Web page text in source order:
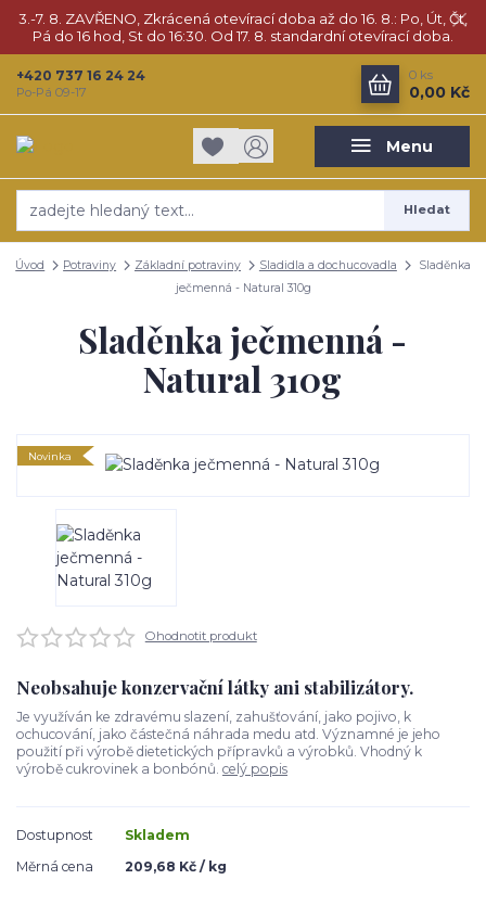
3.-7. 8. ZAVŘENO, Zkrácená otevírací doba až do 16. 8.: Po, Út, Čt,
Pá do 16 hod, St do 16:30. Od 17. 8. standardní otevírací doba.
Menu
Hledat
+420 737 16 24 24
Po-Pá 09-17
0 ks
0,00 Kč
Úvod Potraviny Základní potraviny Sladidla a dochucovadla
Sladěnka
ječmenná - Natural 310g
Sladěnka ječmenná -
Natural 310g
Novinka
Ohodnotit produkt
Neobsahuje konzervační látky ani stabilizátory.
Je využíván ke zdravému slazení, zahušťování, jako pojivo, k
ochucování, jako částečná náhrada medu atd. Významné je jeho
použití při výrobě dietetických přípravků a výrobků. Vhodný k
výrobě cukrovinek a bonbónů. celý popis
Dostupnost
Skladem
Měrná cena
209,68 Kč / kg